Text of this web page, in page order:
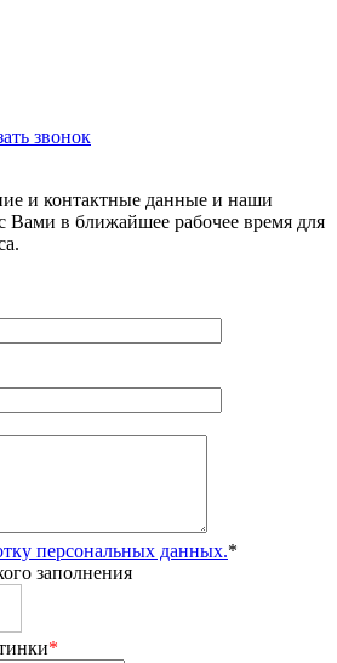
звонок
и контактные данные и наши
Вами в ближайшее рабочее время для
персональных данных.*
заполнения
*